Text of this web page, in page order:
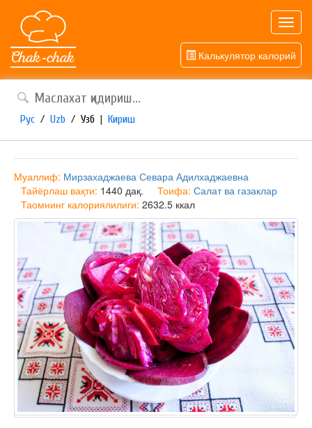
Калькулятор калорий
Рус / Uzb / Узб | Кириш
Муаллиф: Мирзахаджаева Севара Адилхаджаевна
Тайёрлаш вақти: 1440 дақ. Тоифа: Салат ва газаклар
Таомнинг калориялилиги: 2632.5 ккал